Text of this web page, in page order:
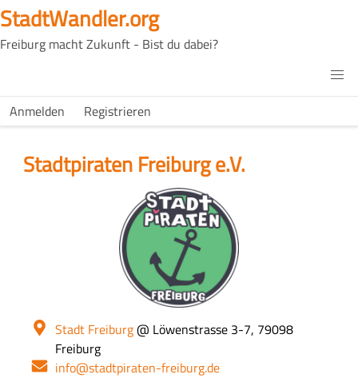
Direkt
zum
Inhalt
StadtWandler.org
Freiburg macht Zukunft - Bist du dabei?
Main
H4C
USER
Anmelden Registrieren
Stadtpiraten Freiburg e.V.
Ort
Stadt Freiburg@ Löwenstrasse 3-7, 79098
Freiburg
E-
info@stadtpiraten-freiburg.de